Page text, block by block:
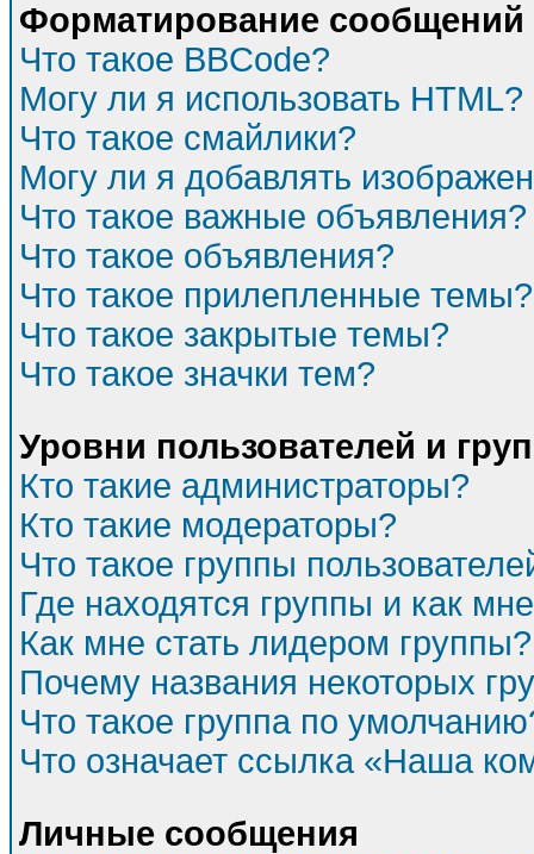
Форматирование
Что такое BBCode?
Могу ли я использовать HTML?
Что такое смайлики?
Могу ли я добавлять
Что такое важные объявления?
Что такое объявления?
Что такое прилепленные темы?
Что такое закрытые темы?
Что такое значки тем?
Уровни пользователей и
Кто такие администраторы?
Кто такие модераторы?
Что такое группы
Где находятся группы и как
Как мне стать лидером группы?
Почему названия некоторых
Что такое группа по
Что означает ссылка «Наша
Личные сообщения